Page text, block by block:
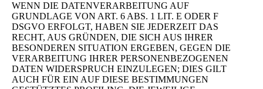
WENN DIE DATENVERARBEITUNG AUF
GRUNDLAGE VON ART. 6 ABS. 1 LIT. E ODER F
DSGVO ERFOLGT, HABEN SIE JEDERZEIT DAS
RECHT, AUS GRÜNDEN, DIE SICH AUS IHRER
BESONDEREN SITUATION ERGEBEN, GEGEN DIE
VERARBEITUNG IHRER PERSONENBEZOGENEN
DATEN WIDERSPRUCH EINZULEGEN; DIES GILT
AUCH FÜR EIN AUF DIESE BESTIMMUNGEN